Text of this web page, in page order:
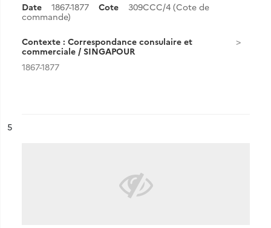
Date 1867-1877 Cote
309CCC/4 (Cote de
commande)
Contexte : Correspondance consulaire et
commerciale / SINGAPOUR
1867-1877
n°
5